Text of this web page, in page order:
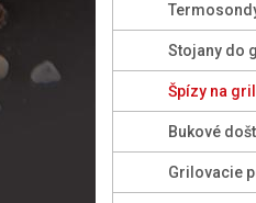
Stojany do
Špízy na
Bukové
Grilovacie